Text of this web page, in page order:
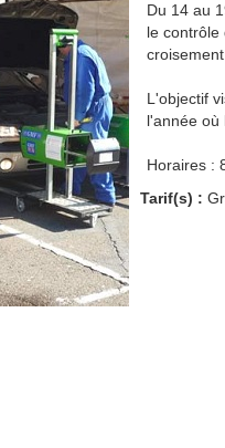
Du 14 au
le contrôle
croisement.
L'objectif
l'année où
Horaires :
Tarif(s) :